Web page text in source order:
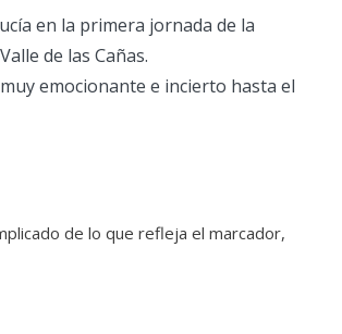
en la primera jornada de la
de las Cañas.
emocionante e incierto hasta el
de lo que refleja el marcador,